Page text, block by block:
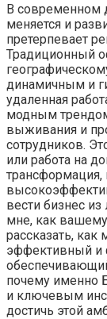
В современном
меняется и
претерпевает
Традиционный
динамичным и
удаленная
модным
выживания и
сотрудников.
или работа на
трансформация,
вести бизнес
мне, как
рассказать,
эффективный и
почему именно
и ключевым
достичь этой